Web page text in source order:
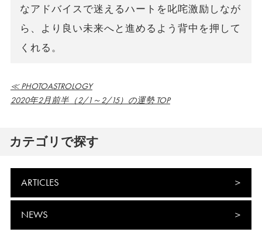
なアドバイスで迷えるハートを叱咤激励しなが
ら、より良い未来へと進めるよう背中を押して
くれる。
≪ PHOTOASTROLOGY
2020年2月前半（2/1～2/15）の運勢 TOP
カテゴリで探す
ARTICLES
NEWS